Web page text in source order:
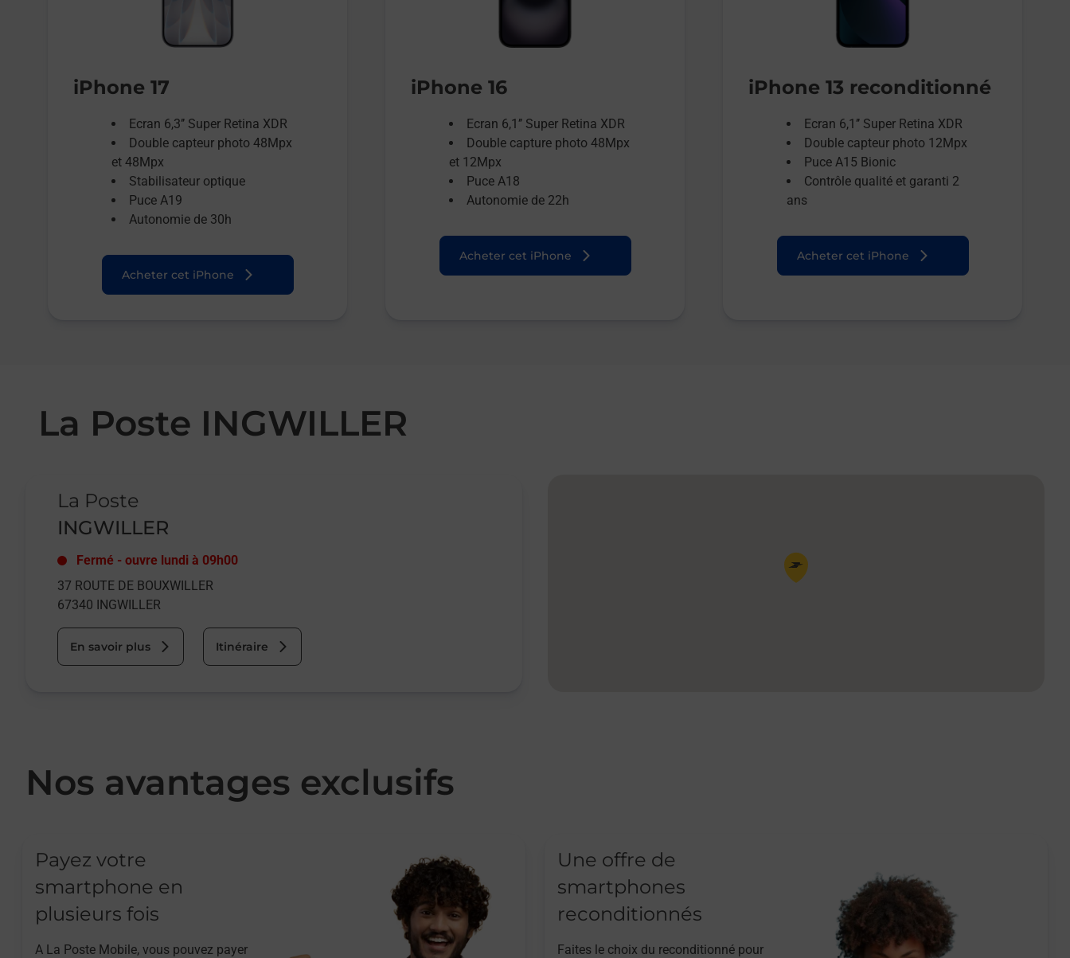
iPhone 17
Ecran 6,3’’ Super Retina XDR
Double capteur photo 48Mpx
et 48Mpx
Stabilisateur optique
Puce A19
Autonomie de 30h
Acheter cet iPhone
iPhone 16
Ecran 6,1’’ Super Retina XDR
Double capture photo 48Mpx
et 12Mpx
Puce A18
Autonomie de 22h
Acheter cet iPhone
iPhone 13 reconditionné
Ecran 6,1’’ Super Retina XDR
Double capteur photo 12Mpx
Puce A15 Bionic
Contrôle qualité et garanti 2
ans
Acheter cet iPhone
La Poste INGWILLER
La Poste
INGWILLER
Fermé - ouvre lundi à 09h00
37 ROUTE DE BOUXWILLER
67340 INGWILLER
En savoir plus Itinéraire
Pin de la carte
Nos avantages exclusifs
Payez votre
smartphone en
plusieurs fois
A La Poste Mobile, vous pouvez payer
Une offre de
smartphones
reconditionnés
Faites le choix du reconditionné pour